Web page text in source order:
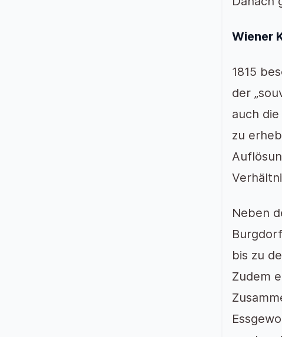
Wiener
1815
der
auch
zu
Neben
bis zu
Zudem